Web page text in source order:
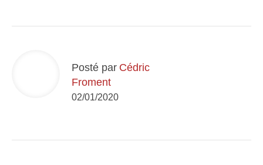
Posté par Cédric
Froment
02/01/2020